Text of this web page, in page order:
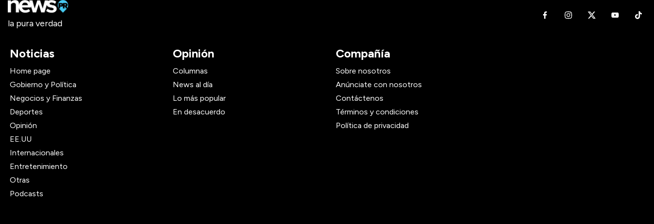
la pura verdad
Noticias
Home page
Gobierno y Política
Negocios y Finanzas
Deportes
Opinión
EE.UU
Internacionales
Entretenimiento
Otras
Podcasts
Opinión
Columnas
News al día
Lo más popular
En desacuerdo
Compañía
Sobre nosotros
Anúnciate con nosotros
Contáctenos
Términos y condiciones
Política de privacidad